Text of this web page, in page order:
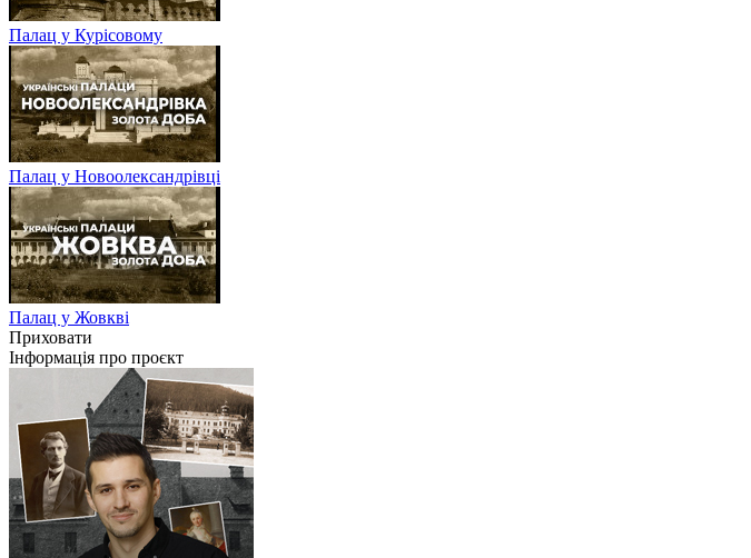
Палац у Курісовому
Палац у Новоолександрівці
Палац у Жовкві
Приховати
Інформація про проєкт